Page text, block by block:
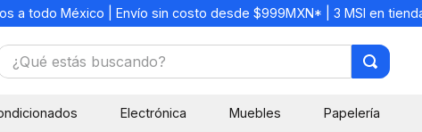
a todo México | Envío sin costo desde $999MXN* | 3 MSI en
estás buscando?
Electrónica Muebles Papelería